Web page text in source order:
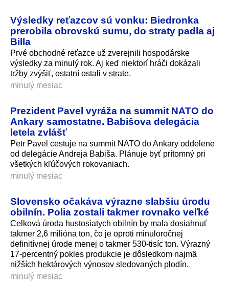
Výsledky reťazcov sú vonku: Biedronka
prerobila obrovskú sumu, do straty padla aj
Billa
Prvé obchodné reťazce už zverejnili hospodárske
výsledky za minulý rok. Aj keď niektorí hráči dokázali
tržby zvýšiť, ostatní ostali v strate.
minulý mesiac
Prezident Pavel vyráža na summit NATO do
Ankary samostatne. Babišova delegácia
letela zvlášť
Petr Pavel cestuje na summit NATO do Ankary oddelene
od delegácie Andreja Babiša. Plánuje byť prítomný pri
všetkých kľúčových rokovaniach.
minulý mesiac
Slovensko očakáva výrazne slabšiu úrodu
obilnín. Polia zostali takmer rovnako veľké
Celková úroda hustosiatych obilnín by mala dosiahnuť
takmer 2,6 milióna ton, čo je oproti minuloročnej
definitívnej úrode menej o takmer 530-tisíc ton. Výrazný
17-percentný pokles produkcie je dôsledkom najmä
nižších hektárových výnosov sledovaných plodín.
minulý mesiac